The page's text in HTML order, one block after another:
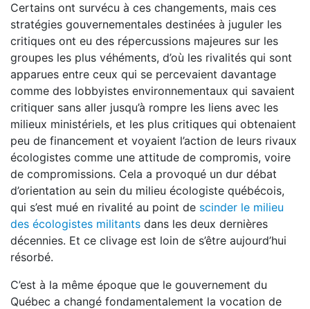
Certains ont survécu à ces changements, mais ces
stratégies gouvernementales destinées à juguler les
critiques ont eu des répercussions majeures sur les
groupes les plus véhéments, d’où les rivalités qui sont
apparues entre ceux qui se percevaient davantage
comme des lobbyistes environnementaux qui savaient
critiquer sans aller jusqu’à rompre les liens avec les
milieux ministériels, et les plus critiques qui obtenaient
peu de financement et voyaient l’action de leurs rivaux
écologistes comme une attitude de compromis, voire
de compromissions. Cela a provoqué un dur débat
d’orientation au sein du milieu écologiste québécois,
qui s’est mué en rivalité au point de scinder le milieu
des écologistes militants dans les deux dernières
décennies. Et ce clivage est loin de s’être aujourd’hui
résorbé.
C’est à la même époque que le gouvernement du
Québec a changé fondamentalement la vocation de